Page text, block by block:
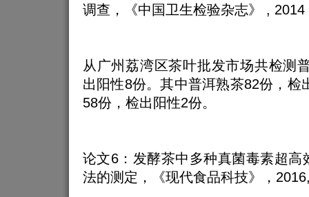
调查，《中国卫生检验杂志》 ,
从广州荔湾区茶叶批发市场共检测
出阳性8份。其中普洱熟茶82份，检
58份，检出阳性2份。
论文6：发酵茶中多种真菌毒素超高
法的测定，《现代食品科技》，